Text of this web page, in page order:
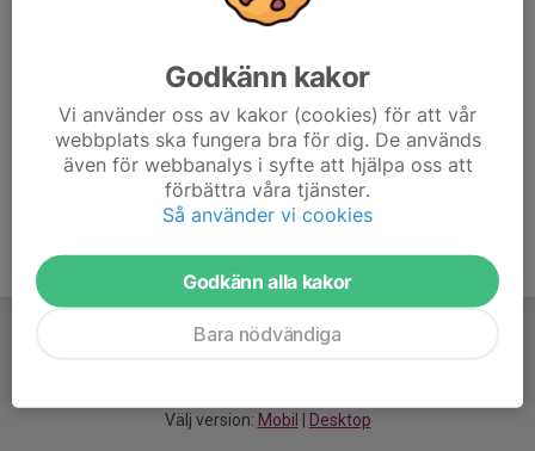
Välj version: Mobil Desktop
Godkänn kakor
Vi använder oss av kakor (cookies) för att vår
webbplats ska fungera bra för dig. De används
även för webbanalys i syfte att hjälpa oss att
förbättra våra tjänster.
Så använder vi cookies
Godkänn alla kakor
Bara nödvändiga